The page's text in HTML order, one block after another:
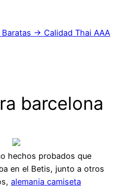
→ Calidad Thai AAA
barcelona
hechos probados que
en el Betis, junto a otros
alemania camiseta